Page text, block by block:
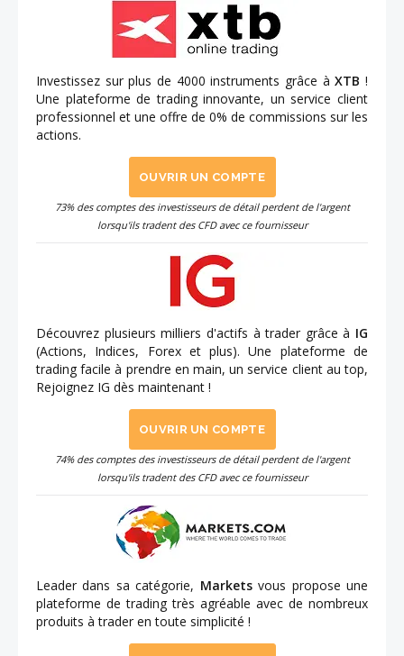
Investissez sur plus de 4000 instruments grâce àXTB !
Une plateforme de trading innovante, un service client
professionnel et une offre de 0% de commissions sur les
actions.
OUVRIR UN COMPTE
73% des comptes des investisseurs de détail perdent de l'argent
lorsqu'ils tradent des CFD avec ce fournisseur
Découvrez plusieurs milliers d'actifs à trader grâce à IG
(Actions, Indices, Forex et plus). Une plateforme de
trading facile à prendre en main, un service client au top,
Rejoignez IG dès maintenant !
OUVRIR UN COMPTE
74% des comptes des investisseurs de détail perdent de l'argent
lorsqu'ils tradent des CFD avec ce fournisseur
Leader dans sa catégorie, Marketsvous propose une
plateforme de trading très agréable avec de nombreux
produits à trader en toute simplicité !